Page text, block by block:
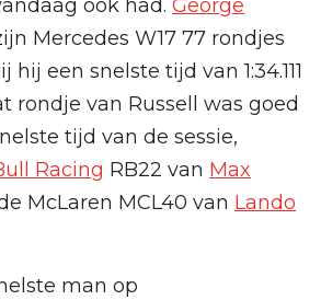
ook had. George
Mercedes W17 77 rondjes
een snelste tijd van 1:34.111
rondje van Russell was goed
tijd van de sessie,
Racing RB22 van Max
McLaren MCL40 van Lando
man op